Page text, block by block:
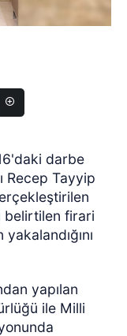
darbe
Recep Tayyip
belirtilen firari
yapılan
ile Milli